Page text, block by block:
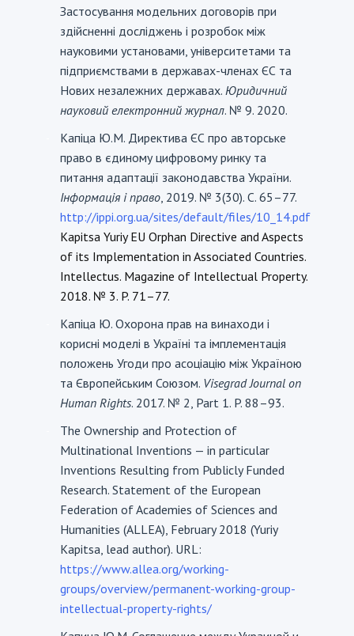
Застосування модельних договорів при
здійсненні досліджень і розробок між
науковими установами, університетами та
підприємствами в державах-членах ЄС та
Нових незалежних державах. Юридичний
науковий електронний журнал. № 9. 2020.
Капіца Ю.М. Директива ЄС про авторське
право в єдиному цифровому ринку та
питання адаптації законодавства України.
Інформація і право , 2019. № 3(30). С. 65–77.
http://ippi.org.ua/sites/default/files/10_14.pdf
Kapitsa Yuriy EU Orphan Directive and Aspects
of its Implementation in Associated Countries.
Intellectus. Magazine of Intellectual Property.
2018. № 3. P. 71–77.
Капіца Ю. Охорона прав на винаходи і
корисні моделі в Україні та імплементація
положень Угоди про асоціацію між Україною
та Європейським Союзом. Visegrad Journal on
Human Rights. 2017. № 2, Part 1. P. 88–93.
The Ownership and Protection of
Multinational Inventions — in particular
Inventions Resulting from Publicly Funded
Research. Statement of the European
Federation of Academies of Sciences and
Humanities (ALLEA), February 2018 (Yuriy
Kapitsa, lead author). URL:
https://www.allea.org/working-
groups/overview/permanent-working-group-
intellectual-property-rights/